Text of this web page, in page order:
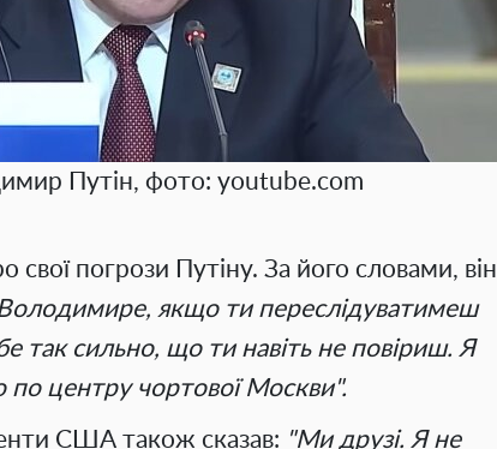
Путін, фото: youtube.com
свої погрози Путіну. За його словами, він
якщо ти переслідуватимеш
так сильно, що ти навіть не повіриш. Я
по центру чортової Москви".
США також сказав: "Ми друзі. Я не